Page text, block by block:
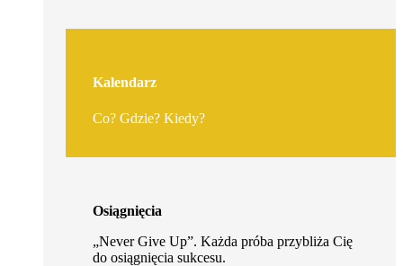
Kalendarz
Co? Gdzie? Kiedy?
Osiągnięcia
„Never Give Up”. Każda próba przybliża Cię
do osiągnięcia sukcesu.